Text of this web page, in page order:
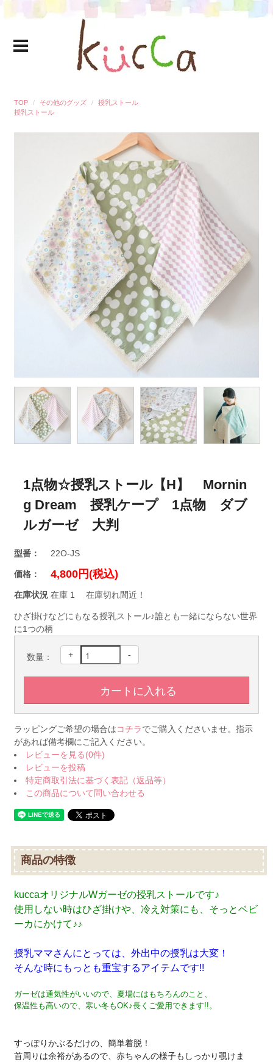
TOP その他のグッズ
授乳ストール
授乳ストール
1点物☆授乳ストール【H】 Mornin
g Dream 授乳ケープ 1点物 ダブ
ルガーゼ 大判
型番： 22O-JS
価格： 4,800円(税込)
在庫状況 在庫 1 在庫切れ間近！
ひざ掛けなどにもなる授乳ストール♪誰とも一緒にならない世界
に1つの柄
数量： + -
ラッピングご希望の場合はコチラでご購入くださいませ。指示
があれば備考欄にご記入ください。
レビューを見る(0件)
レビューを投稿
特定商取引法に基づく表記（返品等）
この商品について問い合わせる
商品の特徴
kuccaオリジナルWガーゼの授乳ストールです♪
使用しない時はひざ掛けや、冷え対策にも、そっとベビ
ーカにかけて♪♪
授乳ママさんにとっては、外出中の授乳は大変！
そんな時にもっとも重宝するアイテムです!!
ガーゼは通気性がいいので、夏場にはもちろんのこと、
保温性も高いので、寒い冬もOK♪長くご愛用できます!!。
すっぽりかぶるだけの、簡単着脱！
首周りは余裕があるので、赤ちゃんの様子もしっかり覗けま